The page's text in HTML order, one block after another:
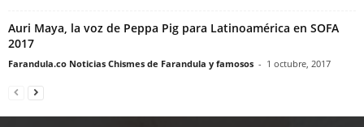
Auri Maya, la voz de Peppa Pig para Latinoamérica en SOFA
2017
Farandula.co Noticias Chismes de Farandula y famosos - 1 octubre, 2017